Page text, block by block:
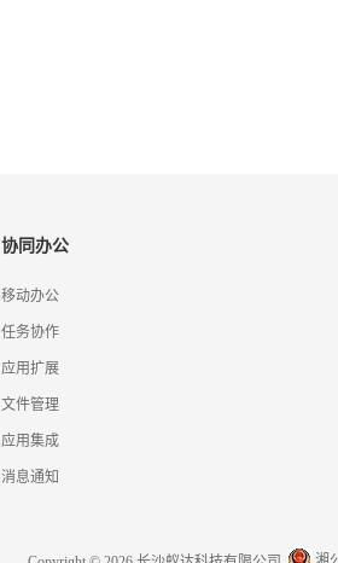
协同办公
移动办公
任务协作
应用扩展
文件管理
应用集成
消息通知